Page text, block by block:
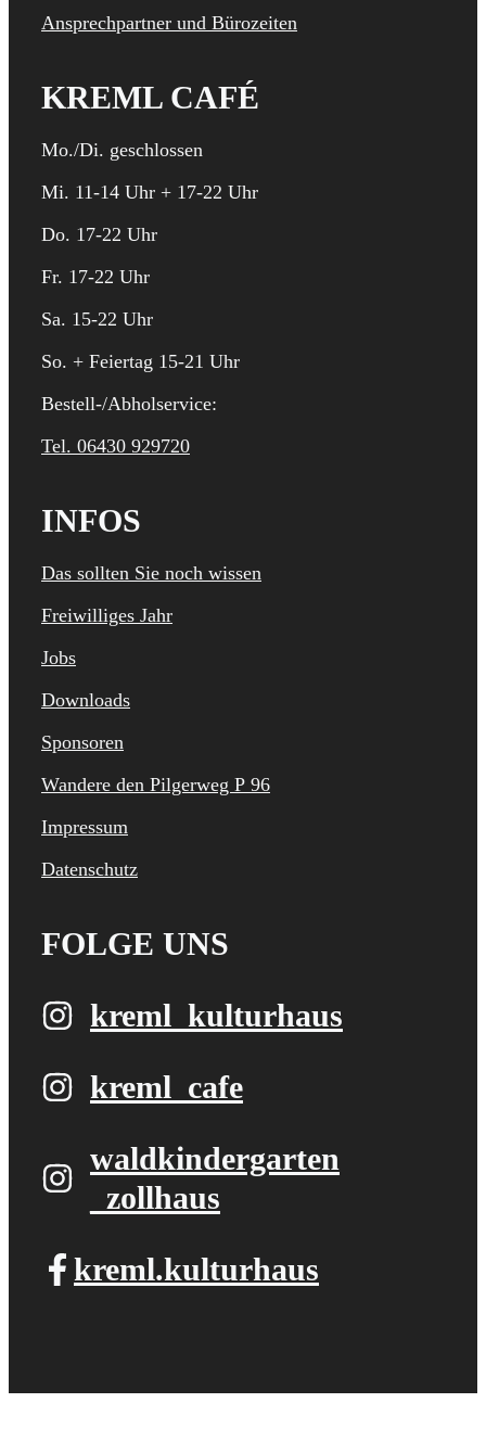
Ansprechpartner und Bürozeiten
KREML CAFÉ
Mo./Di. geschlossen
Mi. 11-14 Uhr + 17-22 Uhr
Do. 17-22 Uhr
Fr. 17-22 Uhr
Sa. 15-22 Uhr
So. + Feiertag 15-21 Uhr
Bestell-/Abholservice:
Tel. 06430 929720
INFOS
Das sollten Sie noch wissen
Freiwilliges Jahr
Jobs
Downloads
Sponsoren
Wandere den Pilgerweg P 96
Impressum
Datenschutz
FOLGE UNS
kreml_kulturhaus
kreml_cafe
waldkindergarten​
_zollhaus
kreml.kulturhaus